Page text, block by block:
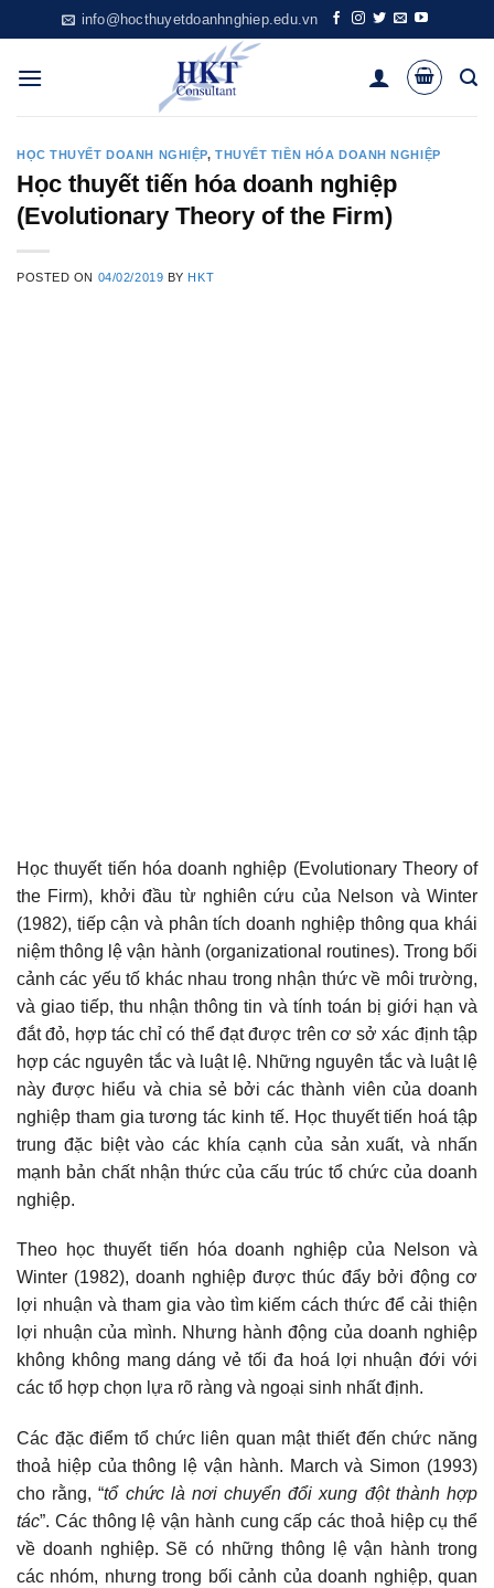
to
content
info@hocthuyetdoanhnghiep.edu.vn
HỌC THUYẾT DOANH NGHIỆP,THUYẾT TIỀN HÓA DOANH NGHIỆP
Học thuyết tiến hóa doanh nghiệp
(Evolutionary Theory of the Firm)
POSTED ON 04/02/2019 BY HKT
Học thuyết tiến hóa doanh nghiệp (Evolutionary Theory of
the Firm), khởi đầu từ nghiên cứu của Nelson và Winter
(1982), tiếp cận và phân tích doanh nghiệp thông qua khái
niệm thông lệ vận hành (organizational routines). Trong bối
cảnh các yếu tố khác nhau trong nhận thức về môi trường,
và giao tiếp, thu nhận thông tin và tính toán bị giới hạn và
đắt đỏ, hợp tác chỉ có thể đạt được trên cơ sở xác định tập
hợp các nguyên tắc và luật lệ. Những nguyên tắc và luật lệ
này được hiểu và chia sẻ bởi các thành viên của doanh
nghiệp tham gia tương tác kinh tế. Học thuyết tiến hoá tập
trung đặc biệt vào các khía cạnh của sản xuất, và nhấn
mạnh bản chất nhận thức của cấu trúc tổ chức của doanh
nghiệp.
Theo học thuyết tiến hóa doanh nghiệp của Nelson và
Winter (1982), doanh nghiệp được thúc đẩy bởi động cơ
lợi nhuận và tham gia vào tìm kiếm cách thức để cải thiện
lợi nhuận của mình. Nhưng hành động của doanh nghiệp
không không mang dáng vẻ tối đa hoá lợi nhuận đới với
các tổ hợp chọn lựa rõ ràng và ngoại sinh nhất định.
Các đặc điểm tổ chức liên quan mật thiết đến chức năng
thoả hiệp của thông lệ vận hành. March và Simon (1993)
cho rằng, “tổ chức là nơi chuyển đổi xung đột thành hợp
tác”. Các thông lệ vận hành cung cấp các thoả hiệp cụ thể
về doanh nghiệp. Sẽ có những thông lệ vận hành trong
các nhóm, nhưng trong bối cảnh của doanh nghiệp, quan